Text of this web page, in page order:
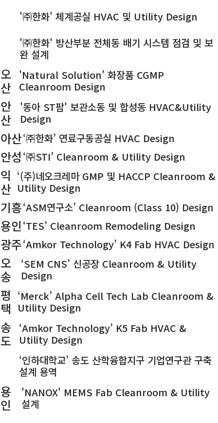
'㈜한화' 체계공실 HVAC 및 Utility Design
'㈜한화' 방산부분 전체동 배기 시스템 점검 및 보
완 설계
오
산
'Natural Solution' 화장품 CGMP
Cleanroom Design
안
산
'동아 ST팜' 보관소동 및 합성동 HVAC&Utility
Design
아산‘㈜한화’ 연료구동공실 HVAC Design
안성 ‘㈜STI’ Cleanroom & Utility Design
익
산
‘(주)네오크레마 GMP 및 HACCP Cleanroom &
Utility Design
기흥‘ASM연구소’ Cleanroom (Class 10) Design
용인 ‘TES’ Cleanroom Remodeling Design
광주‘Amkor Technology’ K4 Fab HVAC Design
오
송
‘SEM CNS’ 신공장 Cleanroom & Utility
Design
평
택
‘Merck’ Alpha Cell Tech Lab Cleanroom &
Utility Design
송
도
‘Amkor Technology’ K5 Fab HVAC &
Utility Design
‘인하대학교’ 송도 산학융합지구 기업연구관 구축
설계 용역
용
인
'NANOX' MEMS Fab Cleanroom & Utility
설계